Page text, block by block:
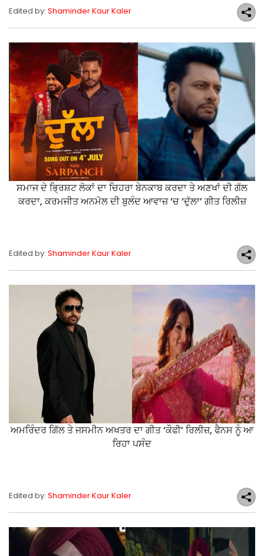
Edited by: Shaminder Kaur Kaler
ਸਮਾਜ ਦੇ ਭ੍ਰਿਸ਼ਟ ਲੋਕਾਂ ਦਾ ਚਿਹਰਾ ਬੇਨਕਾਬ ਕਰਦਾ ਤੇ ਅਣਖਾਂ ਦੀ ਗੱਲ
ਕਰਦਾ, ਕਰਮਜੀਤ ਅਨਮੋਲ ਦੀ ਬੁਲੰਦ ਆਵਾਜ਼ ‘ਚ ‘ਦੁੱਲਾ’ ਗੀਤ ਰਿਲੀਜ਼
Edited by: Shaminder Kaur Kaler
ਅਮਰਿੰਦਰ ਗਿੱਲ ਤੇ ਜਸਮੀਨ ਅਖਤਰ ਦਾ ਗੀਤ ‘ਕੌਫੀ’ ਰਿਲੀਜ਼, ਫੈਨਸ ਨੂੰ ਆ
ਰਿਹਾ ਪਸੰਦ
Edited by: Shaminder Kaur Kaler